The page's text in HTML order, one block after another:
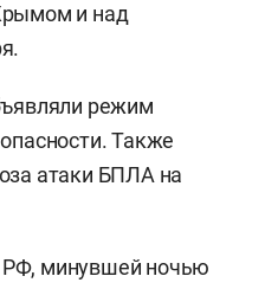
и над
режим
Также
атаки БПЛА на
минувшей ночью